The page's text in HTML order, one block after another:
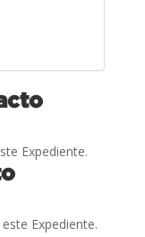
Expediente.
Expediente.